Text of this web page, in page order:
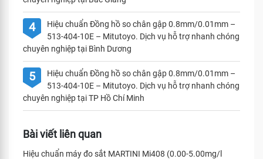
4
Hiệu chuẩn Đồng hồ so chân gập 0.8mm/0.01mm –
513-404-10E – Mitutoyo. Dịch vụ hỗ trợ nhanh chóng
chuyên nghiệp tại Bình Dương
5
Hiệu chuẩn Đồng hồ so chân gập 0.8mm/0.01mm –
513-404-10E – Mitutoyo. Dịch vụ hỗ trợ nhanh chóng
chuyên nghiệp tại TP Hồ Chí Minh
Bài viết liên quan
Hiệu chuẩn máy đo sắt MARTINI Mi408 (0.00-5.00mg/l